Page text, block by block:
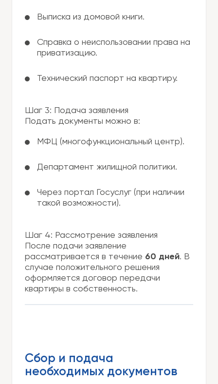
Выписка из домовой книги.
Справка о неиспользовании права на
приватизацию.
Технический паспорт на квартиру.
Шаг 3: Подача заявления
Подать документы можно в:
МФЦ (многофункциональный центр).
Департамент жилищной политики.
Через портал Госуслуг (при наличии
такой возможности).
Шаг 4: Рассмотрение заявления
После подачи заявление
рассматривается в течение 60 дней. В
случае положительного решения
оформляется договор передачи
квартиры в собственность.
Сбор и подача
необходимых документов